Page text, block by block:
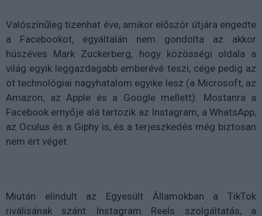
Valószínűleg tizenhat éve, amikor először útjára engedte
a Facebookot, egyáltalán nem gondolta az akkor
húszéves Mark Zuckerberg, hogy közösségi oldala a
világ egyik leggazdagabb emberévé teszi, cége pedig az
öt technológiai nagyhatalom egyike lesz (a Microsoft, az
Amazon, az Apple és a Google mellett). Mostanra a
Facebook ernyője alá tartozik az Instagram, a WhatsApp,
az Oculus és a Giphy is, és a terjeszkedés még biztosan
nem ért véget.
Miután elindult az Egyesült Államokban a TikTok
riválisának szánt Instagram Reels szolgáltatás, a